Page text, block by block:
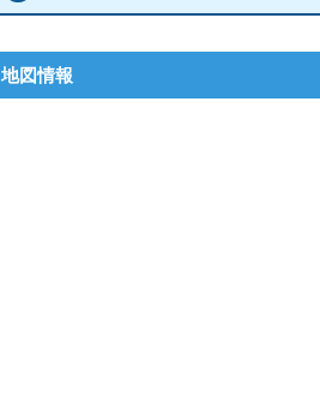
地図情報